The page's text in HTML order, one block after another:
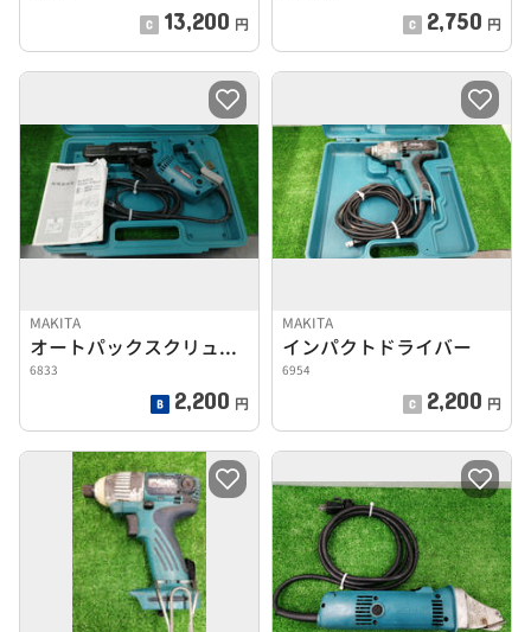
13,200 円 2,750 円
MAKITA
オートパックスクリュードライバ
6833
2,200 円
MAKITA
インパクトドライバー
6954
2,200 円